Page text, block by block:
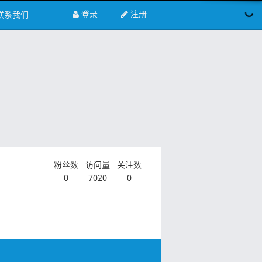
注册
登录
系我们
粉丝数
0
访问量
7020
关注数
0